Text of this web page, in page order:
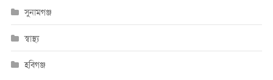
সুনামগঞ্জ
স্বাস্থ্য
হবিগঞ্জ